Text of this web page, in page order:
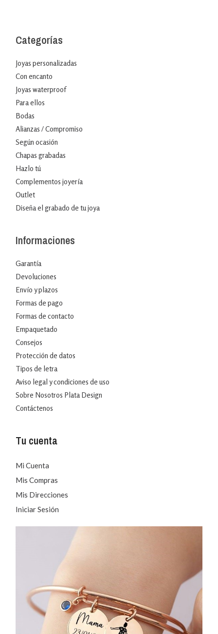
Categorías
Joyas personalizadas
Con encanto
Joyas waterproof
Para ellos
Bodas
Alianzas / Compromiso
Según ocasión
Chapas grabadas
Hazlo tú
Complementos joyería
Outlet
Diseña el grabado de tu joya
Informaciones
Garantía
Devoluciones
Envío y plazos
Formas de pago
Formas de contacto
Empaquetado
Consejos
Protección de datos
Tipos de letra
Aviso legal y condiciones de uso
Sobre Nosotros Plata Design
Contáctenos
Tu cuenta
Mi Cuenta
Mis Compras
Mis Direcciones
Iniciar Sesión